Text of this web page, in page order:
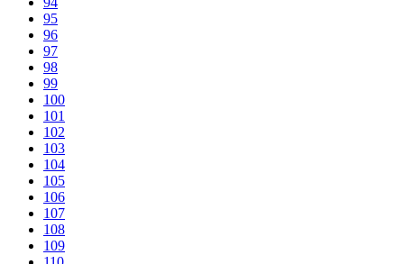
95
96
97
98
99
100
101
102
103
104
105
106
107
108
109